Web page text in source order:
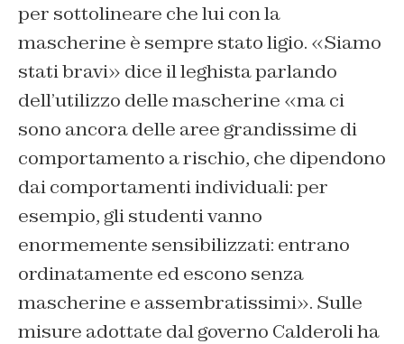
per sottolineare che lui con la
mascherine è sempre stato ligio. «Siamo
stati bravi» dice il leghista parlando
dell’utilizzo delle mascherine «ma ci
sono ancora delle aree grandissime di
comportamento a rischio, che dipendono
dai comportamenti individuali: per
esempio, gli studenti vanno
enormemente sensibilizzati: entrano
ordinatamente ed escono senza
mascherine e assembratissimi». Sulle
misure adottate dal governo Calderoli ha